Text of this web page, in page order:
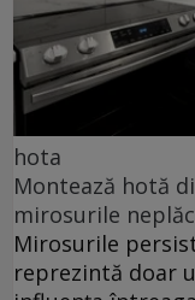
hota
Montează hotă
mirosurile
Mirosurile
reprezintă doar